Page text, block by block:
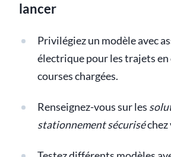
lancer
Privilégiez un modèle avec
électrique pour les trajets en
courses chargées.
Renseignez-vous sur les
stationnement sécuriséchez